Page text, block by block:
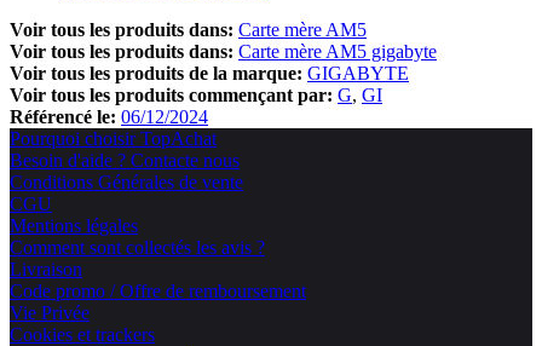
Voir tous les produits dans: Carte mère AM5
Voir tous les produits dans: Carte mère AM5 gigabyte
Voir tous les produits de la marque: GIGABYTE
Voir tous les produits commençant par: G GI
Référencé le: 06/12/2024
Pourquoi choisir TopAchat
Besoin d'aide ? Contacte nous
Conditions Générales de vente
CGU
Mentions légales
Comment sont collectés les avis ?
Livraison
Code promo / Offre de remboursement
Vie Privée
Cookies et trackers